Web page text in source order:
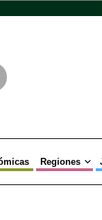
Regiones